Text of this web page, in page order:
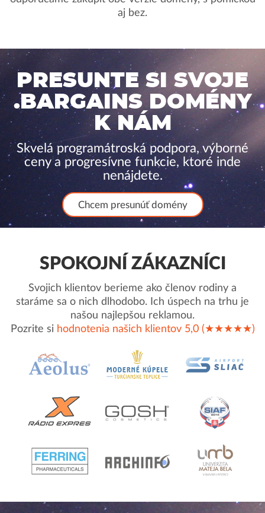
aj bez.
PRESUNTE SI SVOJE
.BARGAINS DOMÉNY
K NÁM
Skvelá programátroská podpora, výborné
ceny a progresívne funkcie, ktoré inde
nenájdete.
Chcem presunúť domény
SPOKOJNÍ ZÁKAZNÍCI
Svojich klientov berieme ako členov rodiny a
staráme sa o nich dlhodobo. Ich úspech na trhu je
našou najlepšou reklamou.
Pozrite si hodnotenia našich klientov 5,0 (★★★★★)